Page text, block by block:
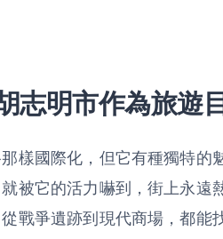
志明市作為旅遊
樣國際化，但它有種獨特的
被它的活力嚇到，街上永遠
戰爭遺跡到現代商場，都能